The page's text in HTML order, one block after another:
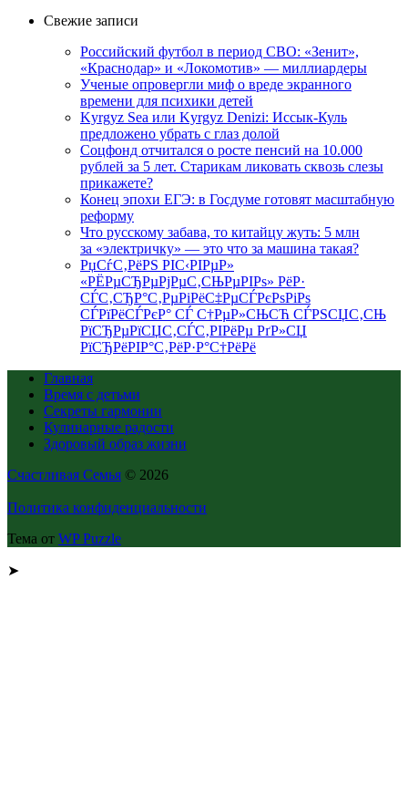
Свежие записи
Российский футбол в период СВО: «Зенит»,
«Краснодар» и «Локомотив» — миллиардеры
Ученые опровергли миф о вреде экранного
времени для психики детей
Kyrgyz Sea или Kyrgyz Denizi: Иссык-Куль
предложено убрать с глаз долой
Соцфонд отчитался о росте пенсий на 10.000
рублей за 5 лет. Старикам ликовать сквозь слезы
прикажете?
Конец эпохи ЕГЭ: в Госдуме готовят масштабную
реформу
Что русскому забава, то китайцу жуть: 5 млн
за «электричку» — это что за машина такая?
РџСѓС‚РёРЅ РІС‹РІРµР»
«РЁРµСЂРµРјРµС‚СЊРµРІРѕ» РёР·
СЃС‚СЂР°С‚РµРіРёС‡РµСЃРєРѕРіРѕ
СЃРїРёСЃРєР° СЃ С†РµР»СЊСЋ СЃРЅСЏС‚СЊ
РїСЂРµРїСЏС‚СЃС‚РІРёРµ РґР»СЏ
РїСЂРёРІР°С‚РёР·Р°С†РёРё
Главная
Время с детьми
Секреты гармонии
Кулинарные радости
Здоровый образ жизни
Счастливая Семья © 2026
Политика конфиденциальности
Тема от WP Puzzle
➤